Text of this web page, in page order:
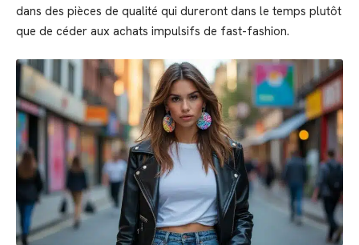
dans des pièces de qualité qui dureront dans le temps plutôt
que de céder aux achats impulsifs de fast-fashion.